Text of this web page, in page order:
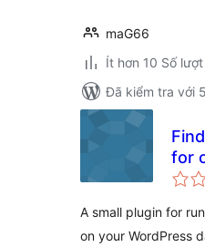
maG66
Ít hơn 10 Số
Đã kiểm tra với
for
A small plugin for
on your WordPress